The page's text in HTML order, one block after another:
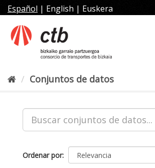
al
contenido
Español | English | Euskera
Conjuntos de datos
Ordenar por